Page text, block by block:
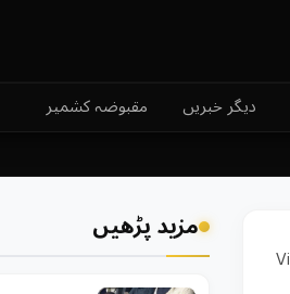
دیگر خبریں
مقبوضہ کشمیر
مزید پڑھیں